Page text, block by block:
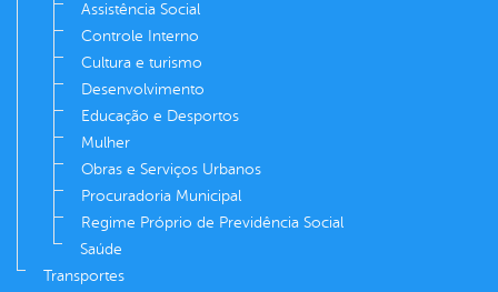
Assistência Social
Controle Interno
Cultura e turismo
Desenvolvimento
Educação e Desportos
Mulher
Obras e Serviços Urbanos
Procuradoria Municipal
Regime Próprio de Previdência Social
Saúde
Transportes